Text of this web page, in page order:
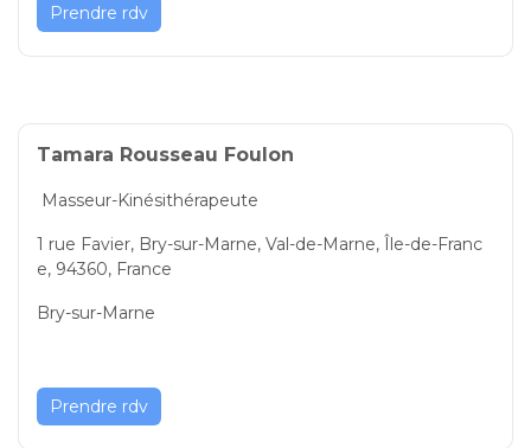
Prendre rdv
Tamara Rousseau Foulon
Masseur-Kinésithérapeute
1 rue Favier, Bry-sur-Marne, Val-de-Marne, Île-de-Franc
e, 94360, France
Bry-sur-Marne
Prendre rdv